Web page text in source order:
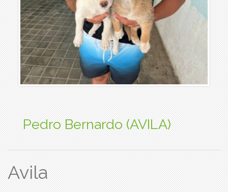
Pedro Bernardo (AVILA)
Avila